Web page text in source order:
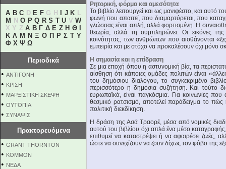
A B C D E FG H J K L
M
N O P Q R S T U V W
X Y ZΑ Β Γ Δ Ε Ζ Η Θ
Κ Λ Μ Ν Ξ Ο Π Ρ Σ Τ Υ
Φ Χ Ψ Ω
Περιοδικά
• ΑΝΤΙΓΟΝΗ
• ΚΡΙΣΗ
• ΜΑΡΞΙΣΤΙΚΗ ΣΚΕΨΗ
• ΟΥΤΟΠΙΑ
• ΣΥΝΑΨΙΣ
Πρακτορευόμενα
• GRANT THORNTON
• KOMMON
• NEΔΑ
Ρητορική, φόρμα και αμεσότητα
Το βιβλίο λειτουργεί και ως μανιφέστο, και αυτό
φωνή που απαιτεί, που διαμαρτύρεται, που
γλώσσας είναι απλή, αλλά φορτισμένη. Η
θεωρία, αλλά τη συμπληρώνει. Οι εικόνες
κοινότητας, των ανθρώπων που αισθάνονται
εμπειρία και με στόχο να προκαλέσουν όχι μόνο
Η σημασία και η επίδραση
Σε μια εποχή όπου η αστυνομική βία, τα
αίσθηση ότι κάποιες ομάδες πολιτών είναι
του δημόσιου διαλόγου, το συγκεκριμένο
περισσότερο η δημόσια συζήτηση. Και τούτο
ευρωπαϊκά, είναι παγκόσμια. Για κοινωνίες που
θεσμικό ρατσισμό, αποτελεί παράδειγμα το
πολιτική διεκδίκηση.
Η δράση της Ασά Τραορέ, μέσα από νομικές
αυτού του βιβλίου όχι απλά ένα μέσο
επιθυμεί να καταστρέψει ή να αφαιρέσει ζωές,
ώστε να συνεχίζουν να ζουν δίχως τον φόβο της